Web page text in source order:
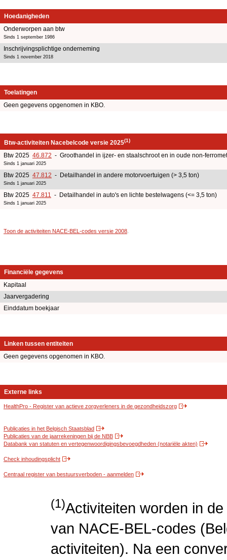
Hoedanigheden
Onderworpen aan btw
Sinds 1 september 1986
Inschrijvingsplichtige onderneming
Sinds 1 november 2018
Toelatingen
Geen gegevens opgenomen in KBO.
Btw-activiteiten Nacebelcode versie 2025(1)
Btw 2025 46.872 - Groothandel in ijzer- en staalschroot en in oude non-
Sinds 1 januari 2025
Btw 2025 47.812 - Detailhandel in andere motorvoertuigen (> 3,5 ton)
Sinds 1 januari 2025
Btw 2025 47.811 - Detailhandel in auto's en lichte bestelwagens (<= 3,5 ton)
Sinds 1 januari 2025
Toon de activiteiten NACE-BEL-codes versie 2008
Financiële gegevens
Kapitaal
Jaarvergadering
Einddatum boekjaar
Linken tussen entiteiten
Geen gegevens opgenomen in KBO.
Externe links
HealthPro - Register van actieve zorgverleners in de gezondheidszorg
Publicaties in het Belgisch Staatsblad
Publicaties van de jaarrekeningen bij de NBB
Databank van statuten en vertegenwoordigingsbevoegdheden (notariële akten)
Check inhoudingsplicht
Centraal register van bestuursverboden - aanmelden
(1)Activiteiten worden in
van NACE-BEL-codes
activiteiten). Na een